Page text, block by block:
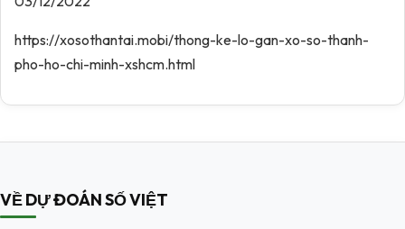
https://xosothantai.mobi/thong-ke-lo-gan-xo-so-thanh-
pho-ho-chi-minh-xshcm.html
VỀ DỰ ĐOÁN SỐ VIỆT